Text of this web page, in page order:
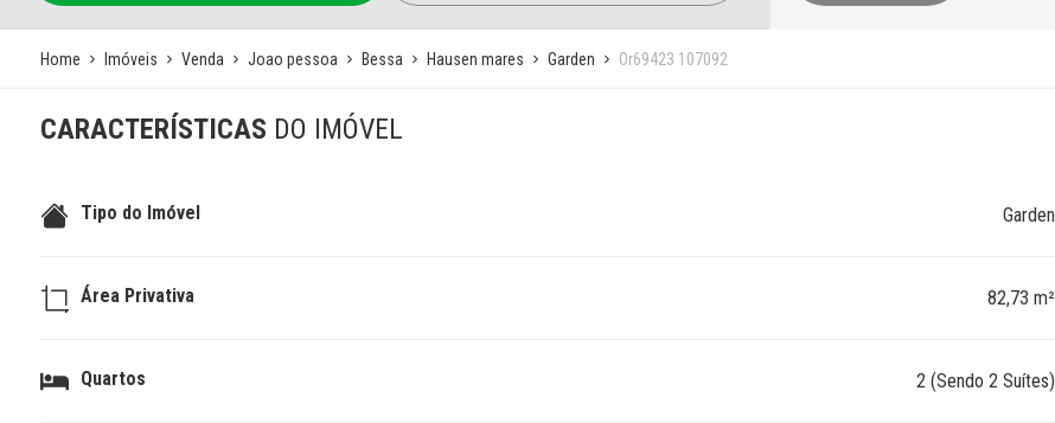
Home Imóveis Venda Joao pessoa Bessa Hausen mares Garden Or69423 107092
CARACTERÍSTICAS DO IMÓVEL
Tipo do Imóvel Garden
Área Privativa 82,73 m²
Quartos 2 (Sendo 2 Suítes)